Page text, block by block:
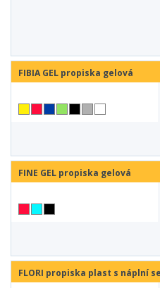
FIBIA GEL propiska gelová
FINE GEL propiska gelová
FLORI propiska plast s náplní